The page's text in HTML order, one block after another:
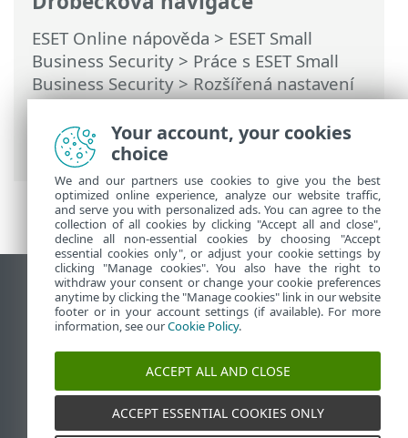
ESET Online nápověda > ESET Small
Business Security > Práce s ESET Small
Business Security>Rozšířená nastavení
>Ochrany>ThreatSense> Doplňující
parametry skenovacího jádra
ThreatSense
Zobrazit verzi pro počítač
End of Life
ESET Databáze znalostí
ESET Forum
ESET Status Portal
Regionální podpora
Your account, your cookies
choice
We and our partners use cookies to give you the best
optimized online experience, analyze our website traffic,
and serve you with personalized ads. You can agree to the
collection of all cookies by clicking "Accept all and close",
decline all non-essential cookies by choosing "Accept
essential cookies only", or adjust your cookie settings by
clicking "Manage cookies". You also have the right to
withdraw your consent or change your cookie preferences
anytime by clicking the "Manage cookies" link in our website
footer or in your account settings (if available). For more
information, see ourCookie Policy.
ACCEPT ALL AND CLOSE
ACCEPT ESSENTIAL COOKIES ONLY